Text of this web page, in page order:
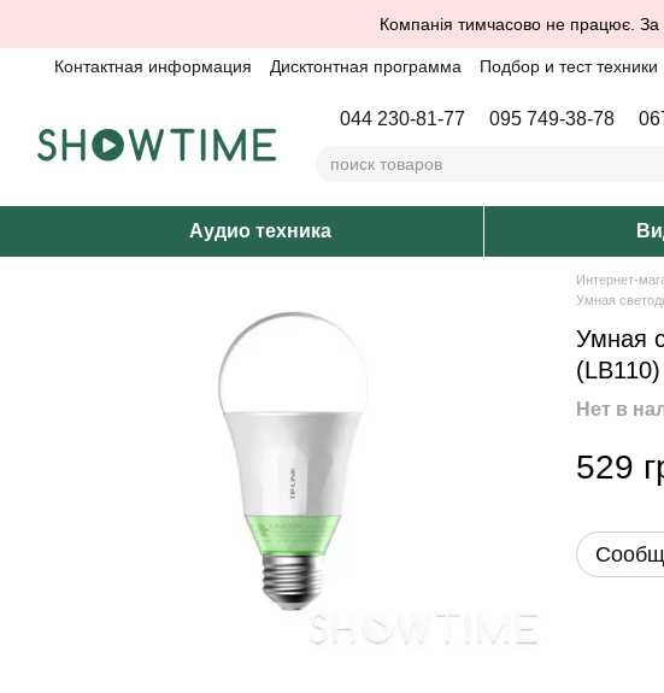
Компанія тимчасово не працює. За
Контактная информация Дисктонтная программа Подбор и тест техники
044 230-81-77 095 749-38-78
Аудио техника
Интернет-
Умная
Умная
(LB110)
Нет в
529